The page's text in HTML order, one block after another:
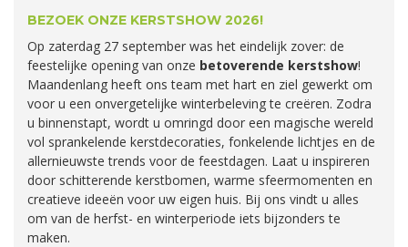
BEZOEK ONZE KERSTSHOW 2026!
Op zaterdag 27 september was het eindelijk zover: de
feestelijke opening van onze betoverende kerstshow!
Maandenlang heeft ons team met hart en ziel gewerkt om
voor u een onvergetelijke winterbeleving te creëren. Zodra
u binnenstapt, wordt u omringd door een magische wereld
vol sprankelende kerstdecoraties, fonkelende lichtjes en de
allernieuwste trends voor de feestdagen. Laat u inspireren
door schitterende kerstbomen, warme sfeermomenten en
creatieve ideeën voor uw eigen huis. Bij ons vindt u alles
om van de herfst- en winterperiode iets bijzonders te
maken.